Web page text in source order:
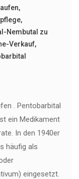
,
,
Nembutal zu
Verkauf,
. Pentobarbital
ein Medikament
In den 1940er
häufig als
eingesetzt.